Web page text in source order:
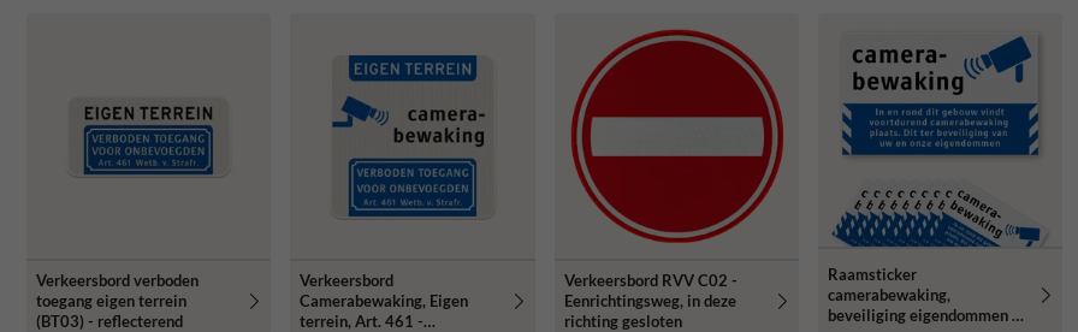
Verkeersbord verboden
toegang eigen terrein
(BT03) - reflecterend
Verkeersbord
Camerabewaking, Eigen
terrein, Art. 461 -
Verkeersbord RVV C02 -
Eenrichtingsweg, in deze
richting gesloten
Raamsticker
camerabewaking,
beveiliging eigendommen -